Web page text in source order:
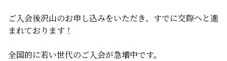
ご入会後沢山のお申し込みをいただき、すでに交際へと進
まれております！
全国的に若い世代のご入会が急増中です。